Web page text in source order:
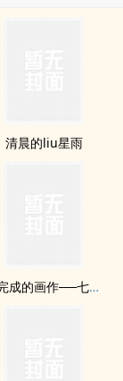
清晨的liu星雨
未完成的画作──七彩的向日葵